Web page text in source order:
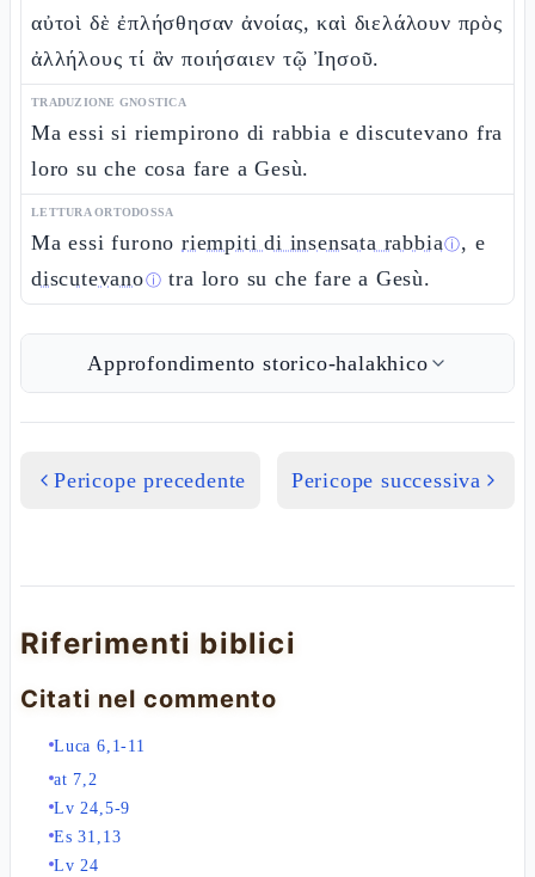
αὐτοὶ δὲ ἐπλήσθησαν ἀνοίας, καὶ διελάλουν πρὸς
ἀλλήλους τί ἂν ποιήσαιεν τῷ Ἰησοῦ.
TRADUZIONE GNOSTICA
Ma essi si riempirono di rabbia e discutevano fra
loro su che cosa fare a Gesù.
LETTURA ORTODOSSA
Ma essi furonoriempiti di insensata rabbiaⓘ, e
discutevanoⓘ tra loro su che fare a Gesù.
Approfondimento storico-halakhico
Pericope precedente Pericope successiva
Riferimenti biblici
Citati nel commento
Luca 6,1-11
at 7,2
Lv 24,5-9
Es 31,13
Lv 24